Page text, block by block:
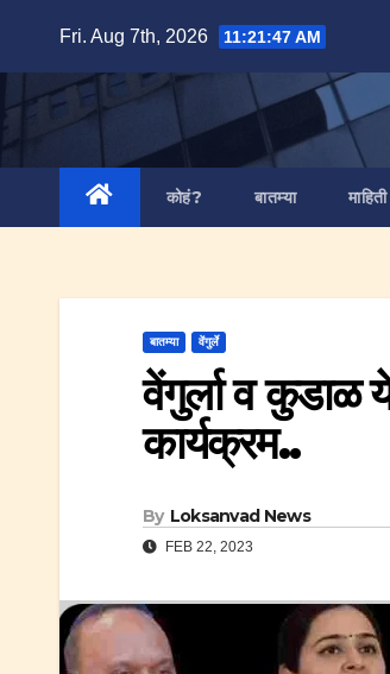
content
Fri. Aug 7th, 2026 11:21:48 AM
कोहं? बातम्या माहिती
बातम्या वेंगुर्ले
वेंगुर्ला व कुडाळ
कार्यक्रम..
By Loksanvad News
FEB 22, 2023